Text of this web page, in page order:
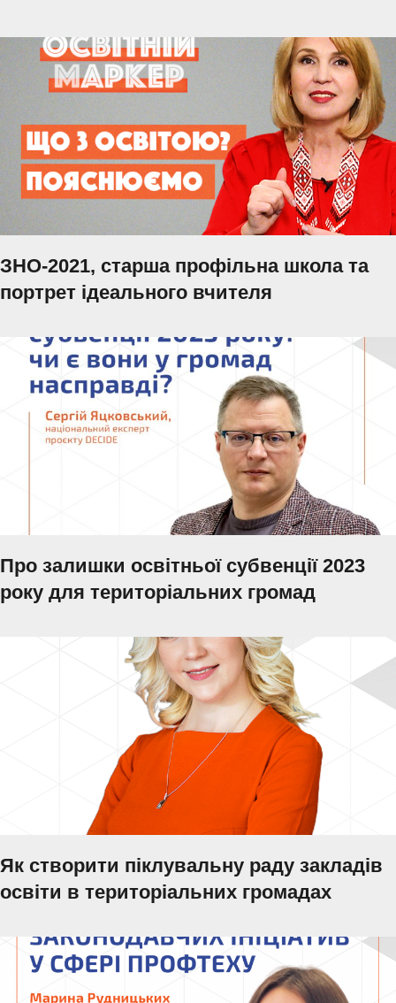
ЗНО-2021, старша профільна школа та
портрет ідеального вчителя
Про залишки освітньої субвенції 2023
року для територіальних громад
Як створити піклувальну раду закладів
освіти в територіальних громадах